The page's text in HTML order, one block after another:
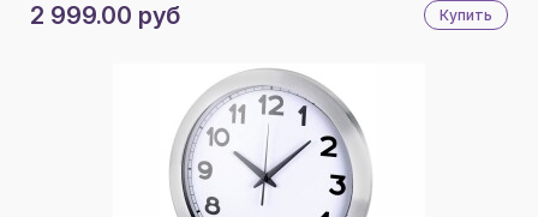
2 999.00 руб Купить